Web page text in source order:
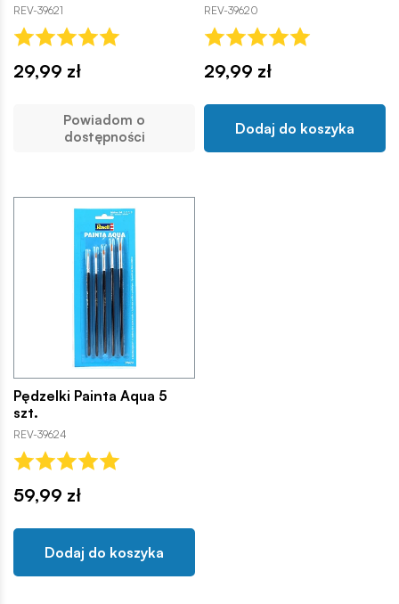
REV-39621
29,99 zł
Powiadom o
dostępności
REV-39620
29,99 zł
Dodaj do koszyka
Pędzelki Painta Aqua 5
szt.
REV-39624
59,99 zł
Dodaj do koszyka